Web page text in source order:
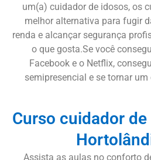
um(a) cuidador de idosos, os
melhor alternativa para fugir
renda e alcançar segurança
o que gosta.Se você
Facebook e o Netflix,
semipresencial e se tornar
Curso cuidador
Assista as aulas no conforto